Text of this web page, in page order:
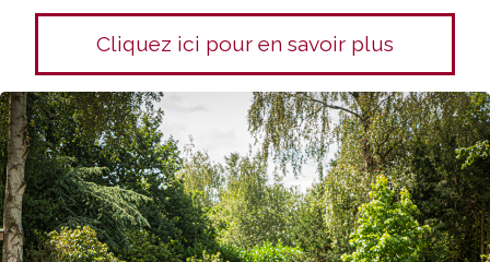
Cliquez ici pour en savoir plus